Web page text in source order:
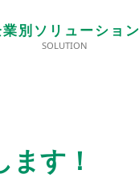
別ソリューション
SOLUTION
ます！